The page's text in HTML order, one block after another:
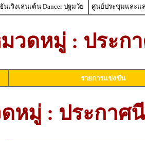
เริงเล่นเต้น Dancer ปฐมวัย ศูนย์ประชุมและแ
วดหมู่ : ประก
รายการแข่งขัน
หมู่ : ประกาศ